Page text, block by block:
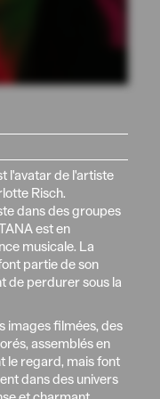
l'avatar de l'artiste
Risch.
dans des groupes
est en
musicale. La
partie de son
de perdurer sous la
images filmées, des
assemblés en
le regard, mais font
dans des univers